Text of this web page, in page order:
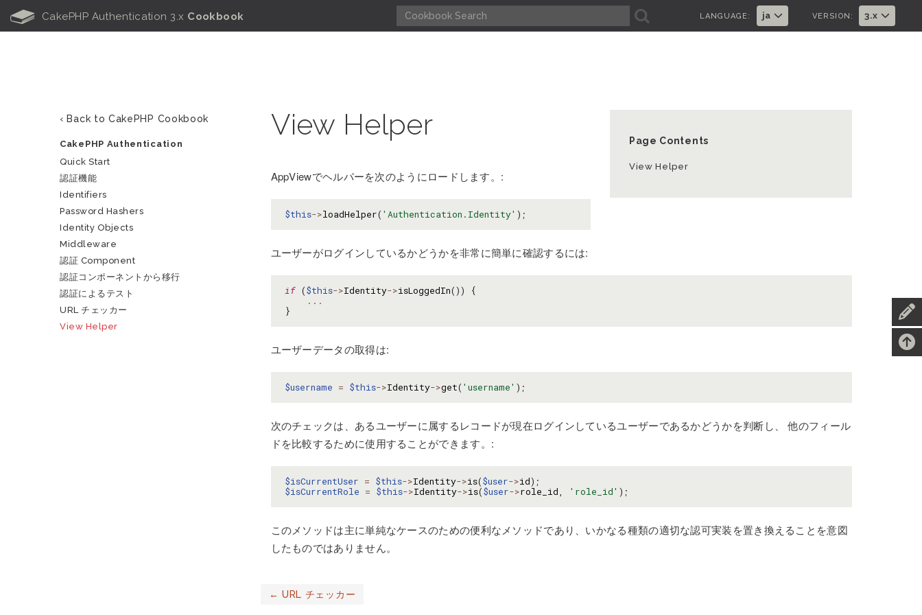
B CakePHP Authentication 3.x Cookbook A LANGUAGE: ja VERSION: 3.x
Page Contents
View Helper
View Helper
AppViewでヘルパーを次のようにロードします。:
$this->loadHelper( 'Authentication.Identity' );
ユーザーがログインしているかどうかを非常に簡単に確認するには:
if ($this->Identity->isLoggedIn())
{
...
}
ユーザーデータの取得は:
$username = $this->Identity->get( 'username' );
次のチェックは、あるユーザーに属するレコードが現在ログインしているユーザーであるかどうかを判断し、 他のフィール
ドを比較するために使用することができます。:
$isCurrentUser = $this->Identity->is($user->id);
$isCurrentRole = $this->Identity->is($user->role_id, 'role_id' );
このメソッドは主に単純なケースのための便利なメソッドであり、いかなる種類の適切な認可実装を置き換えることを意図
したものではありません。
← URL チェッカー
‹ Back to CakePHP Cookbook
CakePHP Authentication
Quick Start
認証機能
Identifiers
Password Hashers
Identity Objects
Middleware
認証 Component
認証コンポーネントから移行
認証によるテスト
URL チェッカー
View Helper